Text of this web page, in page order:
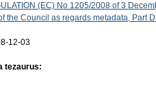
(EC) No 1205/2008 of 3
the Council as regards metadata, Part
12-03
tezaurus: